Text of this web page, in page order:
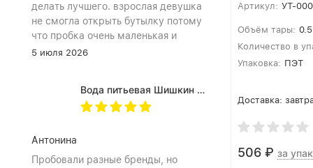
Артикул: УТ-
Объём тары:
Количество в
Упаковка: ПЭТ
Доставка:
506 ₽ за
делать лучшего. взрослая девушка
не смогла открыть бутылку потому
что пробка очень маленькая и
неудобное расположение
затрудняет открытию бутылка. Плюс
рубцы на пробке мелкие, что тоже
5 июля 2026
Вода питьевая Шишкин лес в (одноразовой) таре 19 литров
Антонина
Пробовали разные бренды, но